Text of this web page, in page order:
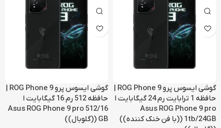
حافظه 1 ترابایت رم 24 گیگابایت ا
Asus ROG Phone 9 pro
1tb/24GB ((با فن خنک کننده))
حافظه 512 رم 16 گیگابایت ا
Asus ROG Phone 9 pro 512/16
GB ((گلوبال))